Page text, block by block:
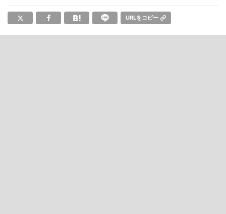
URLをコピー